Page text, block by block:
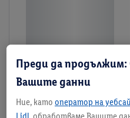
Преди да продължим:
Вашите данни
Ние, като оператор на
Lidl , обработваме Вашите